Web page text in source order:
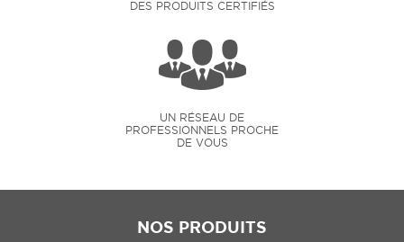
DES PRODUITS CERTIFIÉS
UN RÉSEAU DE
PROFESSIONNELS PROCHE
DE VOUS
NOS PRODUITS